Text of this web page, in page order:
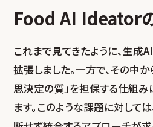
Food AI Ideator
これまで見てきたように、生
拡張しました。一方で、その中
思決定の質」を担保する仕組
ます。このような課題に対して